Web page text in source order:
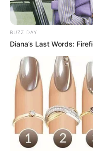
Serem! 9 Chat
Pelanggan Ini
Merinding
BUZZ DAY
Diana’s Last Words: